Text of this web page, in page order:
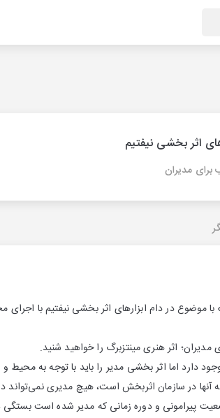
اثر بخشی نیفتیم
مدیران
در دام ابزارهای اثر بخشی نیفتیم با اجرای
اثر هنری مینتزبرگ را خواهید شنید.
دارد اما اثر بخشی مدیر را باید با توجه به محیط
آنها در سازمان اثربخش است، هیچ مدیری
پیرامونی و دوره زمانی كه مدیر شده است بستگی